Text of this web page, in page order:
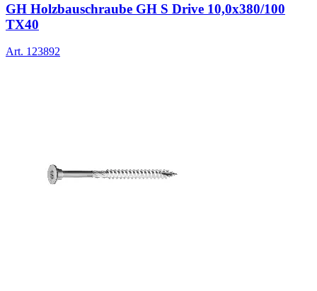
GH Holzbauschraube GH S Drive 10,0x380/100
TX40
Art. 123892